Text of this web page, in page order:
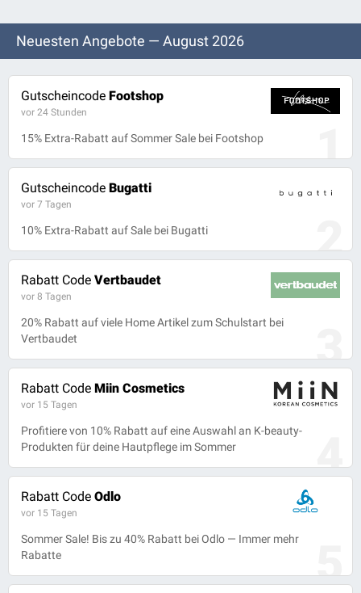
Neuesten Angebote — August 2026
1
Gutscheincode Footshop
vor 24 Stunden
15% Extra-Rabatt auf Sommer Sale bei Footshop
2
Gutscheincode Bugatti
vor 7 Tagen
10% Extra-Rabatt auf Sale bei Bugatti
3
Rabatt Code Vertbaudet
vor 8 Tagen
20% Rabatt auf viele Home Artikel zum Schulstart bei
Vertbaudet
4
Rabatt Code Miin Cosmetics
vor 15 Tagen
Profitiere von 10% Rabatt auf eine Auswahl an K-beauty-
Produkten für deine Hautpflege im Sommer
5
Rabatt Code Odlo
vor 15 Tagen
Sommer Sale! Bis zu 40% Rabatt bei Odlo — Immer mehr
Rabatte